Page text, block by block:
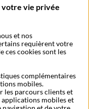
Filiales et partenaires
vos informations
Centres Financiers
réglementaires CGU
Aide et accessibilité
Espace candidature
votre vie privée
et nos
requièrent votre
ces cookies sont les
complémentaires
mobiles.
les parcours clients et
applications mobiles et